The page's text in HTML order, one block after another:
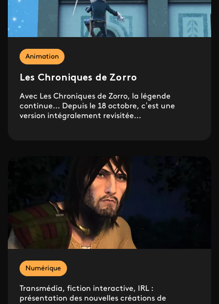
Animation
Les Chroniques de Zorro
Avec Les Chroniques de Zorro, la légende
continue... Depuis le 18 octobre, c’est une
version intégralement revisitée...
Numérique
Transmédia, fiction interactive, IRL :
présentation des nouvelles créations de